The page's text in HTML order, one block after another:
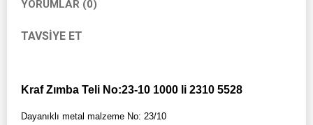
YORUMLAR (0)
TAVSIYE ET
Kraf Zımba Teli No:23-10 1000 li 2310 5528
Dayanıklı metal malzeme No: 23/10